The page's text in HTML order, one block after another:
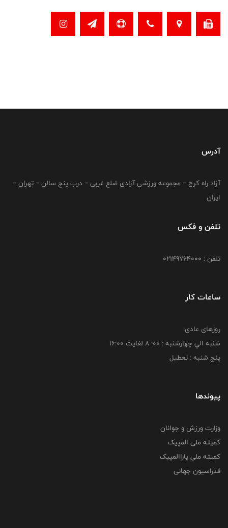
آدرس
آزاد راه کرج – مجموعه ورزشی آزادی ضلع غربی – درب پنج سالن – تهران –
ایران
تلفن و فکس
تلفن : 02149764000
ساعات کار
روزهای عادی:
شنبه الي چهارشنبه : 00: 8 لغايت 16:00
پنج شنبه : تعطیل
پیوندها
وزارت ورزش و جوانان
کمیته ملی المپیک
کمیته ملی پاراالمپیک
فدراسیون جهانی